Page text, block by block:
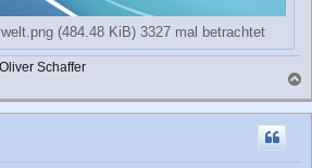
(484.48 KiB) 3327 mal betrachtet
Schaffer
a
c